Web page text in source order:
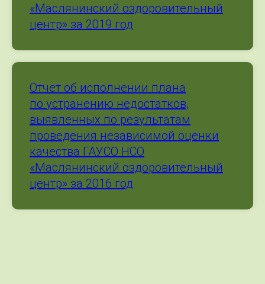
«Маслянинский оздоровительный
центр» за 2019 год
Отчет об исполнении плана
по устранению недостатков,
выявленных по результатам
проведения независимой оценки
качества ГАУСО НСО
«Маслянинский оздоровительный
центр» за 2016 год